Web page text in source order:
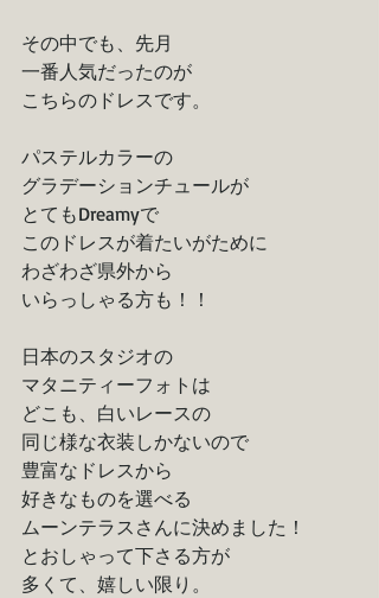
その中でも、先月
一番人気だったのが
こちらのドレスです。
パステルカラーの
グラデーションチュールが
とてもDreamyで
このドレスが着たいがために
わざわざ県外から
いらっしゃる方も！！
日本のスタジオの
マタニティーフォトは
どこも、白いレースの
同じ様な衣装しかないので
豊富なドレスから
好きなものを選べる
ムーンテラスさんに決めました！
とおしゃって下さる方が
多くて、嬉しい限り。